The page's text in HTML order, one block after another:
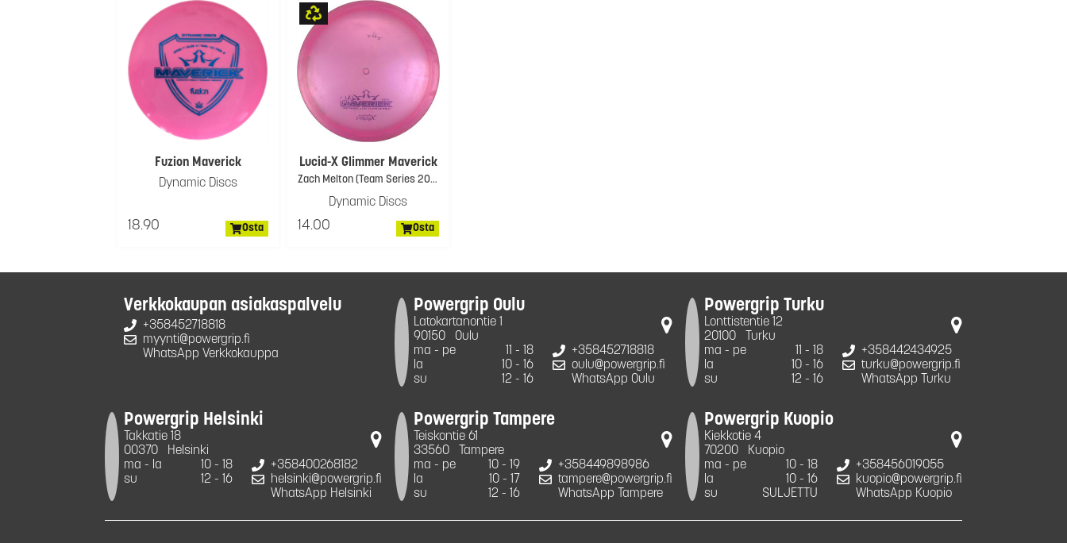
Fuzion Maverick
Dynamic Discs
18.90 Osta
Lucid-X Glimmer Maverick
Zach Melton (Team Series 2021) Volume 1
Dynamic Discs
14.00 Osta
Verkkokaupan asiakaspalvelu
+358452718818
myynti@powergrip.fi
WhatsApp Verkkokauppa
Powergrip Oulu
Latokartanontie 1
90150
Oulu
ma - pe
11 - 18
la
10 - 16
su
12 - 16
+358452718818
oulu@powergrip.fi
WhatsApp Oulu
Powergrip Turku
Lonttistentie 12
20100
Turku
ma - pe
11 - 18
la
10 - 16
su
12 - 16
+358442434925
turku@powergrip.fi
WhatsApp Turku
Powergrip Helsinki
Takkatie 18
00370
Helsinki
ma - la
10 - 18
su
12 - 16
+358400268182
helsinki@powergrip.fi
WhatsApp Helsinki
Powergrip Tampere
Teiskontie 61
33560
Tampere
ma - pe
10 - 19
la
10 - 17
su
12 - 16
+358449898986
tampere@powergrip.fi
WhatsApp Tampere
Powergrip Kuopio
Kiekkotie 4
70200
Kuopio
ma - pe
10 - 18
la
10 - 16
su
SULJETTU
+358456019055
kuopio@powergrip.fi
WhatsApp Kuopio